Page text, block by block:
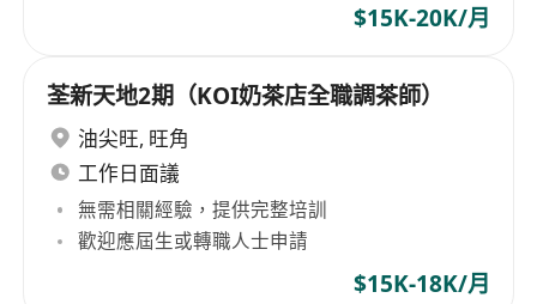
$15K-20K/月
荃新天地2期（KOI奶茶店全職調茶師）
油尖旺, 旺角
工作日面議
無需相關經驗，提供完整培訓
歡迎應屆生或轉職人士申請
$15K-18K/月